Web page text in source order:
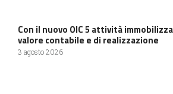
Con il nuovo OIC 5 attività
valore contabile e di realizzazione
3 agosto 2026